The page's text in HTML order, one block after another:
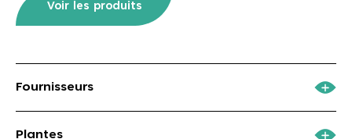
Voir les produits
Fournisseurs
Plantes